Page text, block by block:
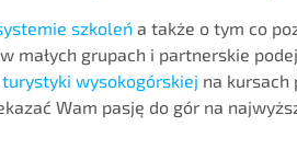
szkoleń a także o tym co
małych grupach i partnerskie
turystyki wysokogórskiej na kursach
Wam pasję do gór na